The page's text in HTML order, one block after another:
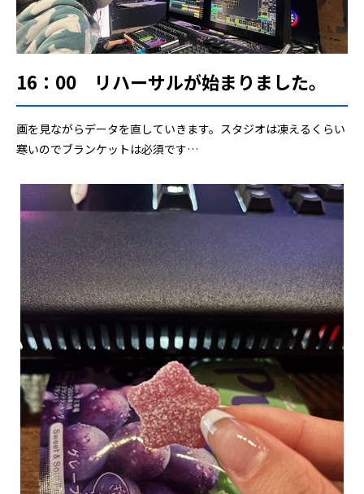
16：00 リハーサルが始まりました。
画を見ながらデータを直していきます。スタジオは凍えるくらい
寒いのでブランケットは必須です…